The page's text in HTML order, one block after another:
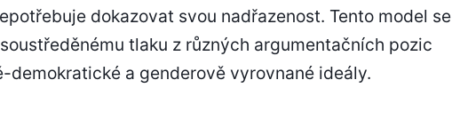
dokazovat svou nadřazenost. Tento model se
tlaku z různých argumentačních pozic
a genderově vyrovnané ideály.